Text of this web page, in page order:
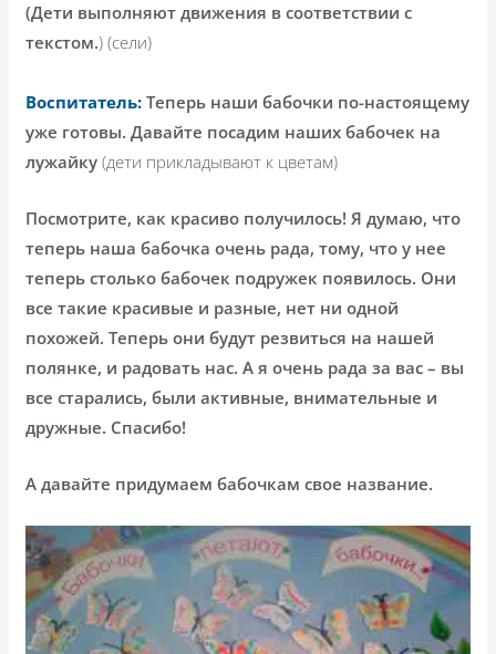
(Дети выполняют движения в соответствии с
текстом.) (сели)
Воспитатель: Теперь наши бабочки по-настоящему
уже готовы. Давайте посадим наших бабочек на
лужайку(дети прикладывают к цветам)
Посмотрите, как красиво получилось! Я думаю, что
теперь наша бабочка очень рада, тому, что у нее
теперь столько бабочек подружек появилось. Они
все такие красивые и разные, нет ни одной
похожей. Теперь они будут резвиться на нашей
полянке, и радовать нас. А я очень рада за вас – вы
все старались, были активные, внимательные и
дружные. Спасибо!
А давайте придумаем бабочкам свое название.